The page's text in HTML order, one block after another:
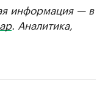
информация — в
. Аналитика,